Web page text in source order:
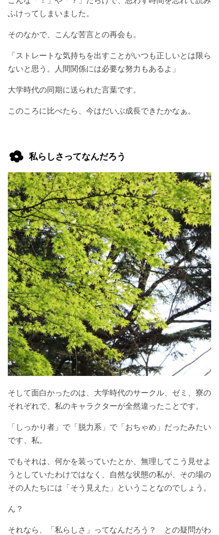
ふけってしまいました。
そのなかで、こんな苦言との再会も。
「ストレートな気持ちを出すことがいつも正しいとは限ら
ないと思う。人間関係には必要な努力もあるよ」
大学時代の同期に送られた言葉です。
このころに比べたら、今はだいぶ成長できたかなぁ。
私らしさってなんだろう
そして面白かったのは、大学時代のサークル、ゼミ、寮の
それぞれで、私のキャラクターが全然違ったことです。
「しっかり者」で「脱力系」で「おちゃめ」だったみたい
です、私。
でもそれは、何かを装っていたとか、無理してこう見せよ
うとしていたわけではなく、自然な状態の私が、その場の
その人たちには「そう見えた」ということなのでしょう。
ん？
それなら、「私らしさ」ってなんだろう？ との疑問がわ